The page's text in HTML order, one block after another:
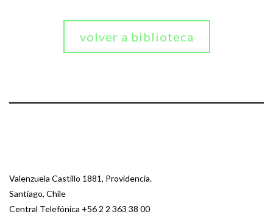
volver a biblioteca
Valenzuela Castillo 1881, Providencia.
Santiago, Chile
Central Telefónica +56 2 2 363 38 00